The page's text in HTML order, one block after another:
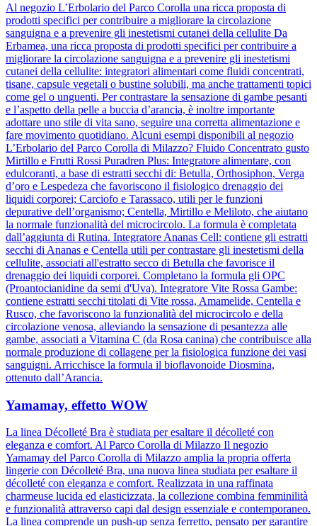
Al negozio L’Erbolario del Parco Corolla una ricca proposta di
prodotti specifici per contribuire a migliorare la circolazione
sanguigna e a prevenire gli inestetismi cutanei della cellulite Da
Erbamea, una ricca proposta di prodotti specifici per contribuire a
migliorare la circolazione sanguigna e a prevenire gli inestetismi
cutanei della cellulite: integratori alimentari come fluidi concentrati,
tisane, capsule vegetali o bustine solubili, ma anche trattamenti topici
come gel o unguenti. Per contrastare la sensazione di gambe pesanti
e l’aspetto della pelle a buccia d’arancia, è inoltre importante
adottare uno stile di vita sano, seguire una corretta alimentazione e
fare movimento quotidiano. Alcuni esempi disponibili al negozio
L’Erbolario del Parco Corolla di Milazzo? Fluido Concentrato gusto
Mirtillo e Frutti Rossi Puradren Plus: Integratore alimentare, con
edulcoranti, a base di estratti secchi di: Betulla, Orthosiphon, Verga
d’oro e Lespedeza che favoriscono il fisiologico drenaggio dei
liquidi corporei; Carciofo e Tarassaco, utili per le funzioni
depurative dell’organismo; Centella, Mirtillo e Meliloto, che aiutano
la normale funzionalità del microcircolo. La formula è completata
dall’aggiunta di Rutina. Integratore Ananas Cell: contiene gli estratti
secchi di Ananas e Centella utili per contrastare gli inestetismi della
cellulite, associati all'estratto secco di Betulla che favorisce il
drenaggio dei liquidi corporei. Completano la formula gli OPC
(Proantocianidine da semi d'Uva). Integratore Vite Rossa Gambe:
contiene estratti secchi titolati di Vite rossa, Amamelide, Centella e
Rusco, che favoriscono la funzionalità del microcircolo e della
circolazione venosa, alleviando la sensazione di pesantezza alle
gambe, associati a Vitamina C (da Rosa canina) che contribuisce alla
normale produzione di collagene per la fisiologica funzione dei vasi
sanguigni. Arricchisce la formula il bioflavonoide Diosmina,
ottenuto dall’Arancia.
Yamamay, effetto WOW
La linea Décolleté Bra è studiata per esaltare il décolleté con
eleganza e comfort. Al Parco Corolla di Milazzo Il negozio
Yamamay del Parco Corolla di Milazzo amplia la propria offerta
lingerie con Décolleté Bra, una nuova linea studiata per esaltare il
décolleté con eleganza e comfort. Realizzata in una raffinata
charmeuse lucida ed elasticizzata, la collezione combina femminilità
e funzionalità attraverso capi dal design essenziale e contemporaneo.
La linea comprende un push-up senza ferretto, pensato per garantire